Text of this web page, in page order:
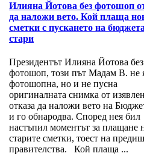
Илияна Йотова без фотошоп
да наложи вето. Кой плаща
сметки с пускането на
стари
Президентът Илияна Йотова без
фотошоп, този път Мадам В. не
фотошопна, но и не пусна
оригиналната снимка от
отказа да наложи вето на
и го обнародва. Според нея бил
настъпил моментът за плащане
старите сметки, тоест на
правителства. Кой плаща ...